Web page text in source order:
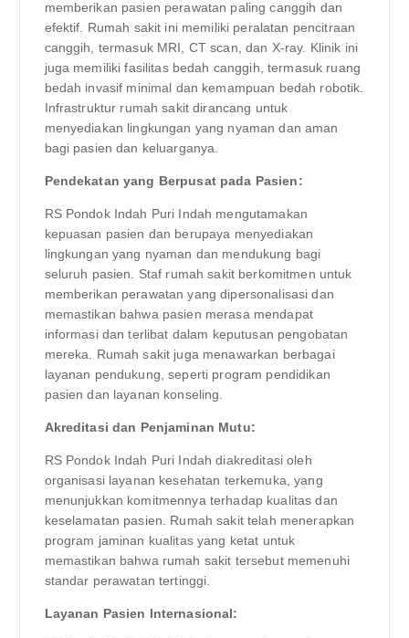
memberikan pasien perawatan paling canggih dan
efektif. Rumah sakit ini memiliki peralatan pencitraan
canggih, termasuk MRI, CT scan, dan X-ray. Klinik ini
juga memiliki fasilitas bedah canggih, termasuk ruang
bedah invasif minimal dan kemampuan bedah robotik.
Infrastruktur rumah sakit dirancang untuk
menyediakan lingkungan yang nyaman dan aman
bagi pasien dan keluarganya.
Pendekatan yang Berpusat pada Pasien:
RS Pondok Indah Puri Indah mengutamakan
kepuasan pasien dan berupaya menyediakan
lingkungan yang nyaman dan mendukung bagi
seluruh pasien. Staf rumah sakit berkomitmen untuk
memberikan perawatan yang dipersonalisasi dan
memastikan bahwa pasien merasa mendapat
informasi dan terlibat dalam keputusan pengobatan
mereka. Rumah sakit juga menawarkan berbagai
layanan pendukung, seperti program pendidikan
pasien dan layanan konseling.
Akreditasi dan Penjaminan Mutu:
RS Pondok Indah Puri Indah diakreditasi oleh
organisasi layanan kesehatan terkemuka, yang
menunjukkan komitmennya terhadap kualitas dan
keselamatan pasien. Rumah sakit telah menerapkan
program jaminan kualitas yang ketat untuk
memastikan bahwa rumah sakit tersebut memenuhi
standar perawatan tertinggi.
Layanan Pasien Internasional: